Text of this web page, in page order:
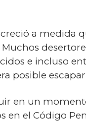
a medida
e incluso
posible
en un
en el Código